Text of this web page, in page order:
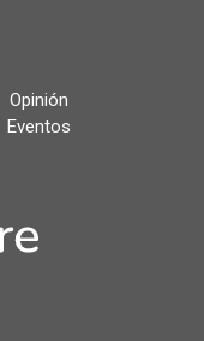
Opinión
Eventos